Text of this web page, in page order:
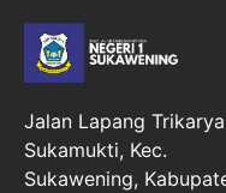
Jalan Lapang Trikarya
Sukamukti, Kec.
Sukawening,